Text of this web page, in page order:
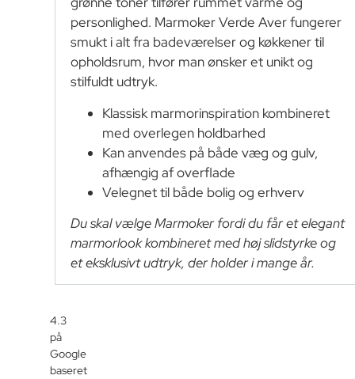
4.3
på
Google
baseret
personlighed. Marmoker Verde Aver fungerer
smukt i alt fra badeværelser og køkkener til
opholdsrum, hvor man ønsker et unikt og
stilfuldt udtryk.
Klassisk marmorinspiration kombineret
med overlegen holdbarhed
Kan anvendes på både væg og gulv,
afhængig af overflade
Velegnet til både bolig og erhverv
Du skal vælge Marmoker fordi du får et elegant
marmorlook kombineret med høj slidstyrke og
et eksklusivt udtryk, der holder i mange år.